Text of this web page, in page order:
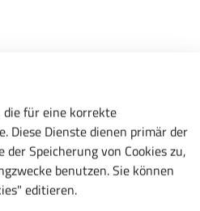
Person, die allein oder
Daten (z.B. Namen, E-
die für eine korrekte
Diese Dienste dienen primär der
Speicherung von Cookies zu,
benutzen. Sie können
editieren.